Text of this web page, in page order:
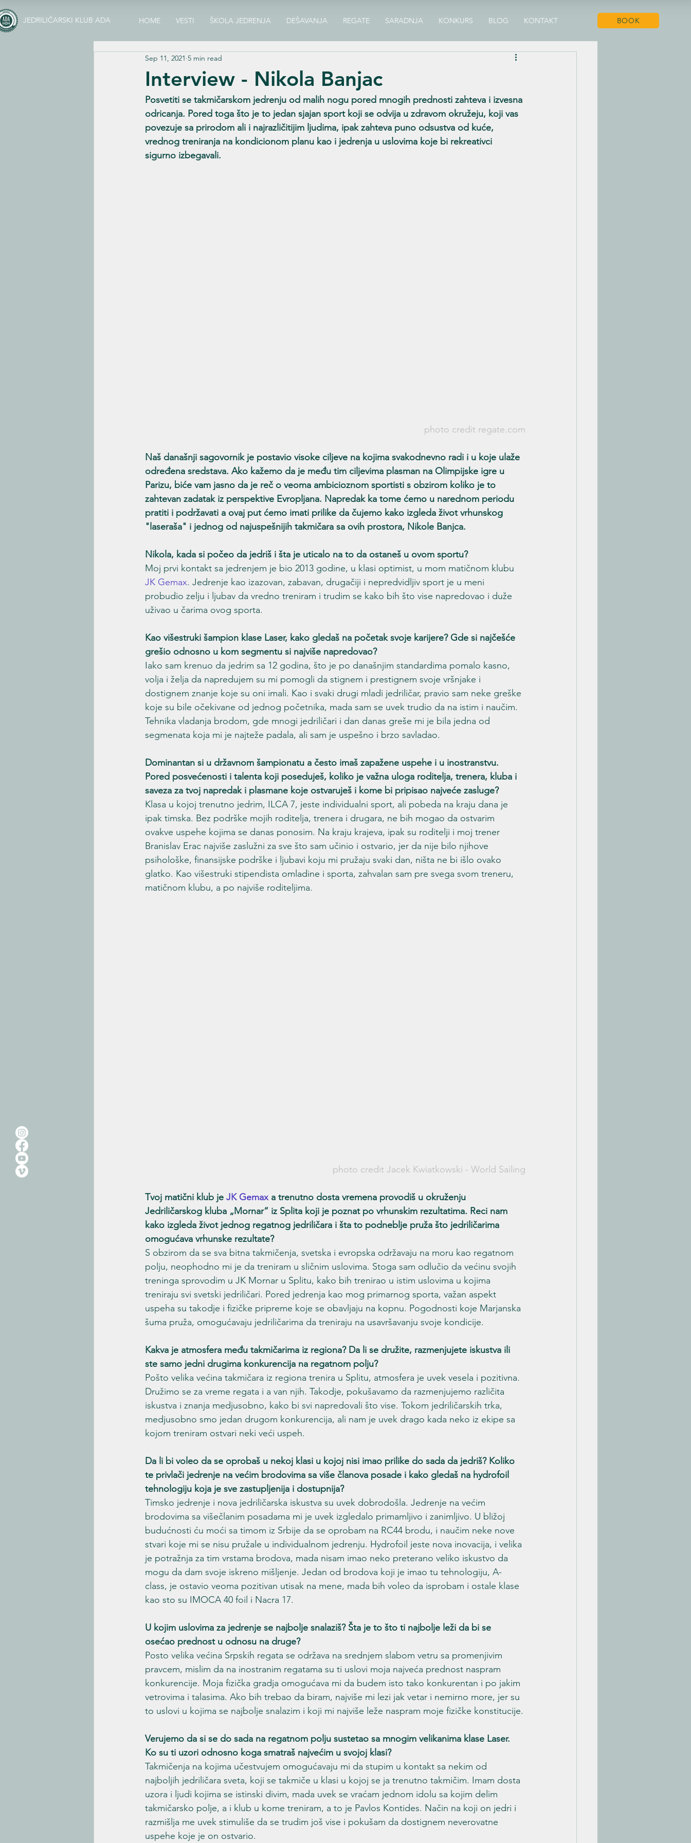
JEDRILIČARSKI KLUB ADA HOME VESTI ŠKOLA JEDRENJA DEŠAVANJA REGATE SARADNJA KONKURS BLOG KONTAKT BOOK
Interview - Nikola Banjac
Sep 11, 2021 5 min read
Posvetiti se takmičarskom jedrenju od malih nogu pored mnogih prednosti zahteva i izvesna
odricanja. Pored toga što je to jedan sjajan sport koji se odvija u zdravom okružeju, koji vas
povezuje sa prirodom ali i najrazličitijim ljudima, ipak zahteva puno odsustva od kuće,
vrednog treniranja na kondicionom planu kao i jedrenja u uslovima koje bi rekreativci
sigurno izbegavali.
photo credit regate.com
Naš današnji sagovornik je postavio visoke ciljeve na kojima svakodnevno radi i u koje ulaže
određena sredstava. Ako kažemo da je među tim ciljevima plasman na Olimpijske igre u
Parizu, biće vam jasno da je reč o veoma ambicioznom sportisti s obzirom koliko je to
zahtevan zadatak iz perspektive Evropljana. Napredak ka tome ćemo u narednom periodu
pratiti i podržavati a ovaj put ćemo imati prilike da čujemo kako izgleda život vrhunskog
"laseraša" i jednog od najuspešnijih takmičara sa ovih prostora, Nikole Banjca.
Nikola, kada si počeo da jedriš i šta je uticalo na to da ostaneš u ovom sportu?
Moj prvi kontakt sa jedrenjem je bio 2013 godine, u klasi optimist, u mom matičnom klubu
JK Gemax. Jedrenje kao izazovan, zabavan, drugačiji i nepredvidljiv sport je u meni
probudio zelju i ljubav da vredno treniram i trudim se kako bih što vise napredovao i duže
uživao u čarima ovog sporta.
Kao višestruki šampion klase Laser, kako gledaš na početak svoje karijere? Gde si najčešće
grešio odnosno u kom segmentu si najviše napredovao?
Iako sam krenuo da jedrim sa 12 godina, što je po današnjim standardima pomalo kasno,
volja i želja da napredujem su mi pomogli da stignem i prestignem svoje vršnjake i
dostignem znanje koje su oni imali. Kao i svaki drugi mladi jedriličar, pravio sam neke greške
koje su bile očekivane od jednog početnika, mada sam se uvek trudio da na istim i naučim.
Tehnika vladanja brodom, gde mnogi jedriličari i dan danas greše mi je bila jedna od
segmenata koja mi je najteže padala, ali sam je uspešno i brzo savladao.
Dominantan si u državnom šampionatu a često imaš zapažene uspehe i u inostranstvu.
Pored posvećenosti i talenta koji poseduješ, koliko je važna uloga roditelja, trenera, kluba i
saveza za tvoj napredak i plasmane koje ostvaruješ i kome bi pripisao najveće zasluge?
Klasa u kojoj trenutno jedrim, ILCA 7, jeste individualni sport, ali pobeda na kraju dana je
ipak timska. Bez podrške mojih roditelja, trenera i drugara, ne bih mogao da ostvarim
ovakve uspehe kojima se danas ponosim. Na kraju krajeva, ipak su roditelji i moj trener
Branislav Erac najviše zaslužni za sve što sam učinio i ostvario, jer da nije bilo njihove
psihološke, finansijske podrške i ljubavi koju mi pružaju svaki dan, ništa ne bi išlo ovako
glatko. Kao višestruki stipendista omladine i sporta, zahvalan sam pre svega svom treneru,
matičnom klubu, a po najviše roditeljima.
photo credit Jacek Kwiatkowski - World Sailing
Tvoj matični klub je JK Gemax a trenutno dosta vremena provodiš u okruženju
Jedriličarskog kluba „Mornar“ iz Splita koji je poznat po vrhunskim rezultatima. Reci nam
kako izgleda život jednog regatnog jedriličara i šta to podneblje pruža što jedriličarima
omogućava vrhunske rezultate?
S obzirom da se sva bitna takmičenja, svetska i evropska održavaju na moru kao regatnom
polju, neophodno mi je da treniram u sličnim uslovima. Stoga sam odlučio da većinu svojih
treninga sprovodim u JK Mornar u Splitu, kako bih trenirao u istim uslovima u kojima
treniraju svi svetski jedriličari. Pored jedrenja kao mog primarnog sporta, važan aspekt
uspeha su takodje i fizičke pripreme koje se obavljaju na kopnu. Pogodnosti koje Marjanska
šuma pruža, omogućavaju jedriličarima da treniraju na usavršavanju svoje kondicije.
Kakva je atmosfera među takmičarima iz regiona? Da li se družite, razmenjujete iskustva ili
ste samo jedni drugima konkurencija na regatnom polju?
Pošto velika većina takmičara iz regiona trenira u Splitu, atmosfera je uvek vesela i pozitivna.
Družimo se za vreme regata i a van njih. Takodje, pokušavamo da razmenjujemo različita
iskustva i znanja medjusobno, kako bi svi napredovali što vise. Tokom jedriličarskih trka,
medjusobno smo jedan drugom konkurencija, ali nam je uvek drago kada neko iz ekipe sa
kojom treniram ostvari neki veći uspeh.
Da li bi voleo da se oprobaš u nekoj klasi u kojoj nisi imao prilike do sada da jedriš? Koliko
te privlači jedrenje na većim brodovima sa više članova posade i kako gledaš na hydrofoil
tehnologiju koja je sve zastupljenija i dostupnija?
Timsko jedrenje i nova jedriličarska iskustva su uvek dobrodošla. Jedrenje na većim
brodovima sa višečlanim posadama mi je uvek izgledalo primamljivo i zanimljivo. U bližoj
budućnosti ću moći sa timom iz Srbije da se oprobam na RC44 brodu, i naučim neke nove
stvari koje mi se nisu pružale u individualnom jedrenju. Hydrofoil jeste nova inovacija, i velika
je potražnja za tim vrstama brodova, mada nisam imao neko preterano veliko iskustvo da
mogu da dam svoje iskreno mišljenje. Jedan od brodova koji je imao tu tehnologiju, A-
class, je ostavio veoma pozitivan utisak na mene, mada bih voleo da isprobam i ostale klase
kao sto su IMOCA 40 foil i Nacra 17.
U kojim uslovima za jedrenje se najbolje snalaziš? Šta je to što ti najbolje leži da bi se
osećao prednost u odnosu na druge?
Posto velika većina Srpskih regata se održava na srednjem slabom vetru sa promenjivim
pravcem, mislim da na inostranim regatama su ti uslovi moja najveća prednost naspram
konkurencije. Moja fizička gradja omogućava mi da budem isto tako konkurentan i po jakim
vetrovima i talasima. Ako bih trebao da biram, najviše mi lezi jak vetar i nemirno more, jer su
to uslovi u kojima se najbolje snalazim i koji mi najviše leže naspram moje fizičke konstitucije.
Verujemo da si se do sada na regatnom polju sustetao sa mnogim velikanima klase Laser.
Ko su ti uzori odnosno koga smatraš najvećim u svojoj klasi?
Takmičenja na kojima učestvujem omogućavaju mi da stupim u kontakt sa nekim od
najboljih jedriličara sveta, koji se takmiče u klasi u kojoj se ja trenutno takmičim. Imam dosta
uzora i ljudi kojima se istinski divim, mada uvek se vraćam jednom idolu sa kojim delim
takmičarsko polje, a i klub u kome treniram, a to je Pavlos Kontides. Način na koji on jedri i
razmišlja me uvek stimuliše da se trudim još vise i pokušam da dostignem neverovatne
uspehe koje je on ostvario.